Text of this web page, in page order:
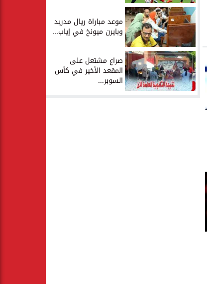
موعد مباراة ريال مدريد
وبايرن ميونخ في إياب...
صراع مشتعل على
المقعد الأخير في كأس
السوبر...